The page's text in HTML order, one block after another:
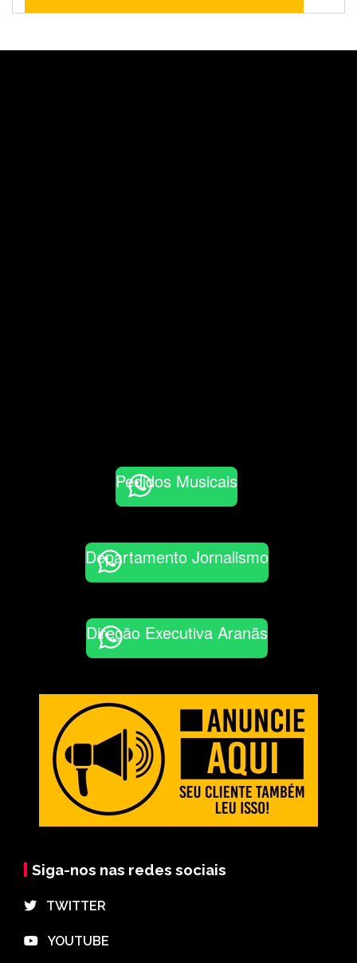
Pedidos Musicais
Departamento Jornalismo
Direção Executiva Aranãs
Siga-nos nas redes sociais
⠀TWITTER
⠀YOUTUBE